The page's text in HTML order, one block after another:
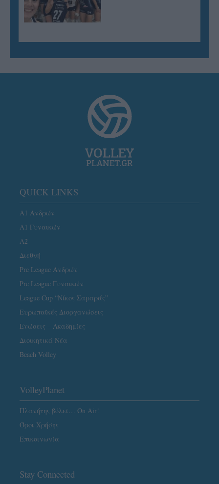
QUICK LINKS
Α1 Ανδρών
Α1 Γυναικών
A2
Διεθνή
Pre League Ανδρών
Pre League Γυναικών
League Cup “Νίκος Σαμαράς”
Ευρωπαϊκές Διοργανώσεις
Ενώσεις – Ακαδημίες
Διοικητικά Νέα
Beach Volley
VolleyPlanet
Πλανήτης βόλεϊ… On Air!
Όροι Χρήσης
Επικοινωνία
Stay Connected